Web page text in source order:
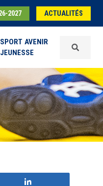
2027 ACTUALITÉS
SPORT AVENIR
JEUNESSE